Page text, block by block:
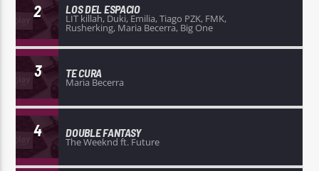
2 LOS DEL ESPACIO
LIT killah, Duki, Emilia, Tiago PZK, FMK,
Rusherking, Maria Becerra, Big One
3 TE CURA
Maria Becerra
4 DOUBLE FANTASY
The Weeknd ft. Future